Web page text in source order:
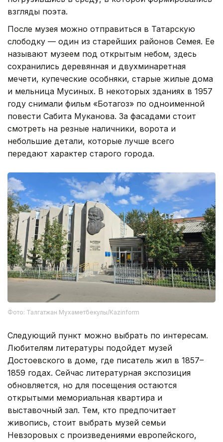
взгляды поэта.
После музея можно отправиться в Татарскую
слободку — один из старейших районов Семея. Ее
называют музеем под открытым небом, здесь
сохранились деревянная и двухминаретная
мечети, купеческие особняки, старые жилые дома
и мельница Мусиных. В некоторых зданиях в 1957
году снимали фильм «Ботагоз» по одноименной
повести Сабита Муканова. За фасадами стоит
смотреть на резные наличники, ворота и
небольшие детали, которые лучше всего
передают характер старого города.
Фото: Талгатжан Мухаметбекулы/Кazinform
Следующий пункт можно выбрать по интересам.
Любителям литературы подойдет музей
Достоевского в доме, где писатель жил в 1857–
1859 годах. Сейчас литературная экспозиция
обновляется, но для посещения остаются
открытыми мемориальная квартира и
выставочный зал. Тем, кто предпочитает
живопись, стоит выбрать музей семьи
Невзоровых с произведениями европейского,